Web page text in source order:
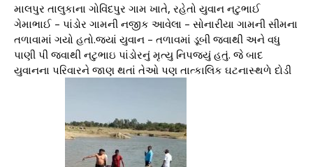
માલપુર તાલુકાના ગોવિંદપુર ગામ ખાતે, રહેતો યુવાન નટુભાઈ
ગેમાભાઈ – પાંડોર ગામની નજીક આવેલા – સોનારીયા ગામની સીમના
તળાવામાં ગયો હતો.જ્યાં યુવાન – તળાવમાં ડૂબી જવાથી અને વધુ
પાણી પી જવાથી નટુભાઇ પાંડોરનું મૃત્યુ નિપજ્યું હતું. જે બાદ
યુવાનના પરિવારને જાણ થતાં તેઓ પણ તાત્કાલિક ઘટનાસ્થળે દોડી